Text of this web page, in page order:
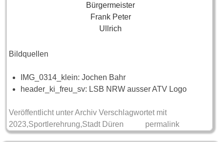
Bürgermeister
Frank Peter
Ullrich
Bildquellen
IMG_0314_klein: Jochen Bahr
header_ki_freu_sv: LSB NRW ausser ATV Logo
Veröffentlicht unter Archiv Verschlagwortet mit
2023,Sportlerehrung,Stadt Düren permalink